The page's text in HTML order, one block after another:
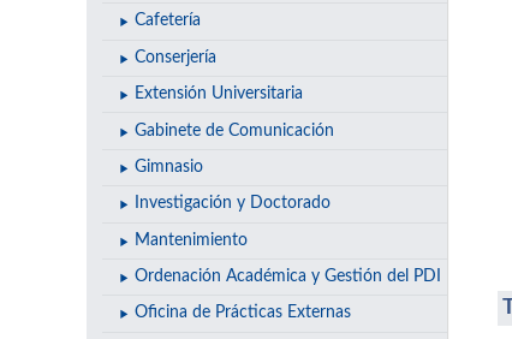
Cafetería
Conserjería
Extensión Universitaria
Gabinete de Comunicación
Gimnasio
Investigación y Doctorado
Mantenimiento
Ordenación Académica y Gestión del PDI
Oficina de Prácticas Externas